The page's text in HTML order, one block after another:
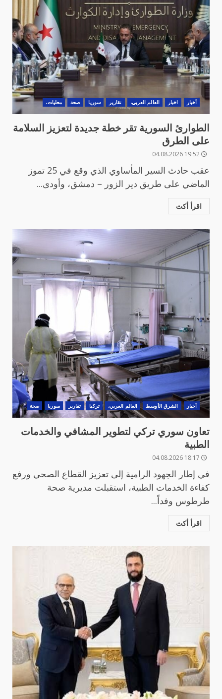
أخبار اخبار العالم العربي، تقارير سوريا صحة محليات،
الطوارئ السورية تقر خطة جديدة لتعزيز السلامة
على الطرق
عقب حادث السير المأساوي الذي وقع في 25 تموز
الماضي على طريق دير الزور – دمشق، وأودى...
اقرأ أكث
أخبار الشرق الأوسط العالم العربي، تركيا تقارير سوريا صحة
تعاون سوري تركي لتطوير المشافي والخدمات
الطبية
في إطار الجهود الرامية إلى تعزيز القطاع الصحي ورفع
كفاءة الخدمات الطبية، استقبلت مديرية صحة
طرطوس وفداً...
اقرأ أكث